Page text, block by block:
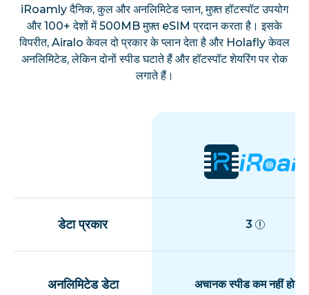
iRoamly दैनिक, कुल और अनलिमिटेड प्लान, मुफ़्त हॉटस्पॉट उपयोग
और 100+ देशों में 500MB मुफ़्त eSIM प्रदान करता है। इसके
विपरीत, Airalo केवल दो प्रकार के प्लान देता है और Holafly केवल
अनलिमिटेड, लेकिन दोनों स्पीड घटाते हैं और हॉटस्पॉट शेयरिंग पर रोक
लगाते हैं।
डेटा प्रकार 3
अनलिमिटेड डेटा अचानक स्पीड कम नहीं होती